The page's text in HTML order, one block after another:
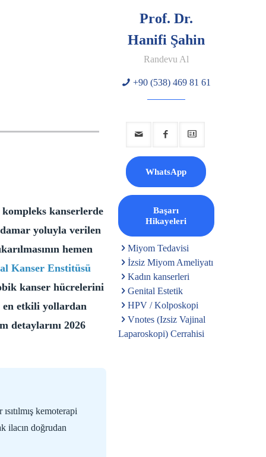
kanserlerde
yoluyla verilen
hemen
Kanser Enstitüsü
kanser hücrelerini
en etkili yollardan
detaylarını 2026
kemoterapi
ilacın doğrudan
Prof. Dr.
Hanifi Şahin
Randevu Al
+90 (538) 469 81 61
WhatsApp
Başarı
Hikayeleri
Miyom Tedavisi
İzsiz Miyom Ameliyatı
Kadın kanserleri
Genital Estetik
HPV / Kolposkopi
Vnotes (Izsiz Vajinal
Laparoskopi) Cerrahisi